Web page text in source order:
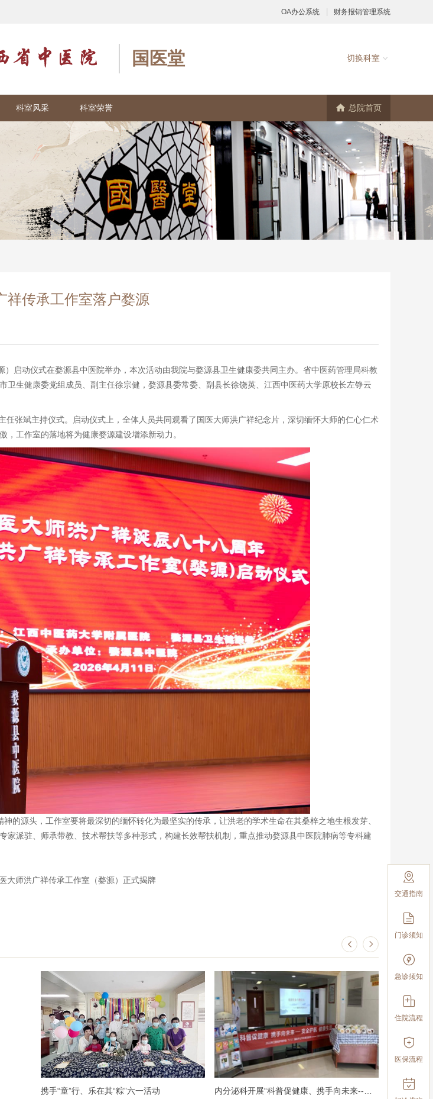
OA办公系统 财务报销管理系统
国医堂 切换科室 
科室风采 科室荣誉  总院首页
祥传承工作室落户婺源
启动仪式在婺源县中医院举办，本次活动由我院与婺源县卫生健康委共同主办。省中医药管理局科教
生健康委党组成员、副主任徐宗健，婺源县委常委、副县长徐饶英、江西中医药大学原校长左铮云
张斌主持仪式。启动仪式上，全体人员共同观看了国医大师洪广祥纪念片，深切缅怀大师的仁心仁术
工作室的落地将为健康婺源建设增添新动力。
的源头，工作室要将最深切的缅怀转化为最坚实的传承，让洪老的学术生命在其桑梓之地生根发芽、
派驻、师承带教、技术帮扶等多种形式，构建长效帮扶机制，重点推动婺源县中医院肺病等专科建
大师洪广祥传承工作室（婺源）正式揭牌
 
携手“童”行、乐在其“粽”六一活动

交通指南

门诊须知

急诊须知

住院流程

医保流程
